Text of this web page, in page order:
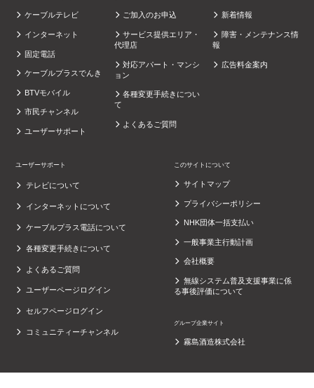
ケーブルテレビ
インターネット
固定電話
ケーブルプラスでんき
BTVモバイル
市民チャンネル
ユーザーサポート
ご加入のお申込
サービス提供エリア・
代理店
対応アパート・マンシ
ョン
各種変更手続きについ
て
よくあるご質問
新着情報
障害・メンテナンス情
報
広告料金案内
ユーザーサポート
テレビについて
インターネットについて
ケーブルプラス電話について
各種変更手続きについて
よくあるご質問
ユーザーページログイン
セルフページログイン
コミュニティーチャンネル
このサイトについて
サイトマップ
プライバシーポリシー
NHK団体一括支払い
一般事業主行動計画
会社概要
無線システム普及支援事業に係
る事後評価について
グループ企業サイト
霧島酒造株式会社